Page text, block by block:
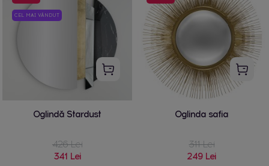
CEL MAI VÂNDUT
Oglindă Stardust
426 Lei
341 Lei
Oglinda safia
311 Lei
249 Lei